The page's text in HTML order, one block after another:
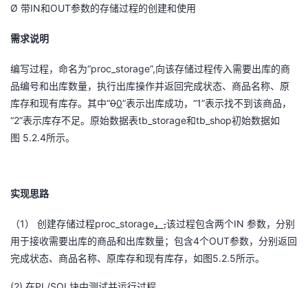
Ø 带IN和 OUT参数的存储过程的创建和使用
需求说明
编写过程，命名为“proc_storage”,向该存储过程传入需要出库的商
品编号和出库数量，执行出库操作并返回完成状态、商品名称、原
库存和现有库存。其中“00”表示出库成功，“1”表示找不到该商品，
“2”表示库存不足。原始数据表tb_storage和tb_shop初始数据如
图 5.2.4所示。
实现思路
（1） 创建存储过程proc_storage， ,该过程包含两个IN 参数，分别
用于接收需要出库的商品和出库数量；包含4个OUT参数，分别返回
完成状态、商品名称、原库存和现有库存，如图 5.2.5所示。